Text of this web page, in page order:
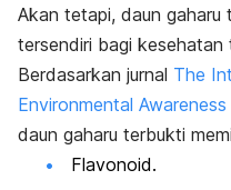
Akan tetapi, daun gaharu
tersendiri bagi kesehatan
Berdasarkan jurnal The
Environmental
daun gaharu terbukti
Flavonoid.